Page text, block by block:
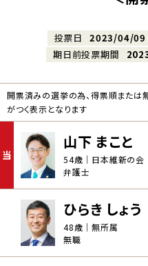
投票日 2023/04/09
期日前投票期間
開票済みの選挙の為、得票順または
がつく表示となります
当
山下 まこと
54歳｜日本維新の会
弁護士
ひらき しょう
48歳｜無所属
無職